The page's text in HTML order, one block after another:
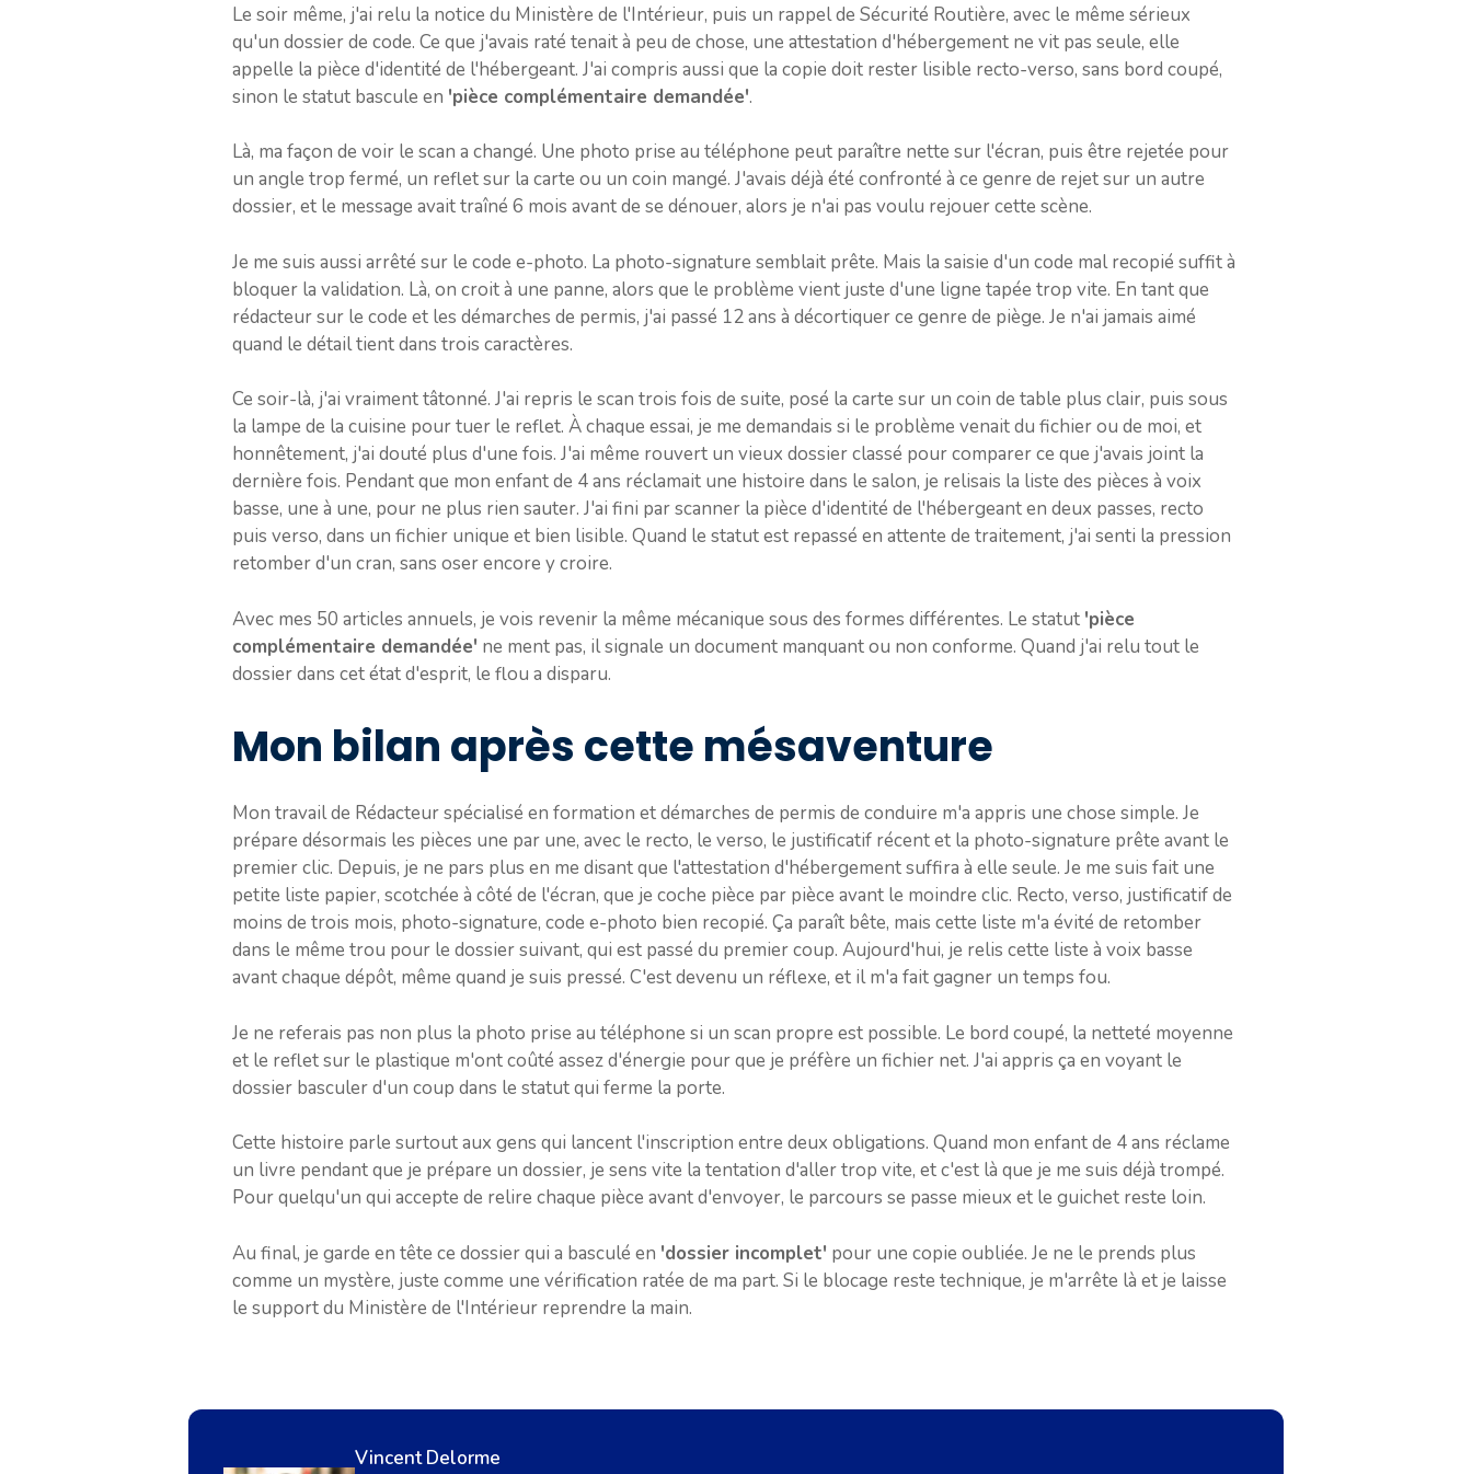
Le soir même, j'ai relu la notice du Ministère de l'Intérieur, puis un rappel de Sécurité Routière, avec le même sérieux
qu'un dossier de code. Ce que j'avais raté tenait à peu de chose, une attestation d'hébergement ne vit pas seule, elle
appelle la pièce d'identité de l'hébergeant. J'ai compris aussi que la copie doit rester lisible recto-verso, sans bord coupé,
sinon le statut bascule en 'pièce complémentaire demandée'.
Là, ma façon de voir le scan a changé. Une photo prise au téléphone peut paraître nette sur l'écran, puis être rejetée pour
un angle trop fermé, un reflet sur la carte ou un coin mangé. J'avais déjà été confronté à ce genre de rejet sur un autre
dossier, et le message avait traîné 6 mois avant de se dénouer, alors je n'ai pas voulu rejouer cette scène.
Je me suis aussi arrêté sur le code e-photo. La photo-signature semblait prête. Mais la saisie d'un code mal recopié suffit à
bloquer la validation. Là, on croit à une panne, alors que le problème vient juste d'une ligne tapée trop vite. En tant que
rédacteur sur le code et les démarches de permis, j'ai passé 12 ans à décortiquer ce genre de piège. Je n'ai jamais aimé
quand le détail tient dans trois caractères.
Ce soir-là, j'ai vraiment tâtonné. J'ai repris le scan trois fois de suite, posé la carte sur un coin de table plus clair, puis sous
la lampe de la cuisine pour tuer le reflet. À chaque essai, je me demandais si le problème venait du fichier ou de moi, et
honnêtement, j'ai douté plus d'une fois. J'ai même rouvert un vieux dossier classé pour comparer ce que j'avais joint la
dernière fois. Pendant que mon enfant de 4 ans réclamait une histoire dans le salon, je relisais la liste des pièces à voix
basse, une à une, pour ne plus rien sauter. J'ai fini par scanner la pièce d'identité de l'hébergeant en deux passes, recto
puis verso, dans un fichier unique et bien lisible. Quand le statut est repassé en attente de traitement, j'ai senti la pression
retomber d'un cran, sans oser encore y croire.
Avec mes 50 articles annuels, je vois revenir la même mécanique sous des formes différentes. Le statut 'pièce
complémentaire demandée' ne ment pas, il signale un document manquant ou non conforme. Quand j'ai relu tout le
dossier dans cet état d'esprit, le flou a disparu.
Mon bilan après cette mésaventure
Mon travail de Rédacteur spécialisé en formation et démarches de permis de conduire m'a appris une chose simple. Je
prépare désormais les pièces une par une, avec le recto, le verso, le justificatif récent et la photo-signature prête avant le
premier clic. Depuis, je ne pars plus en me disant que l'attestation d'hébergement suffira à elle seule. Je me suis fait une
petite liste papier, scotchée à côté de l'écran, que je coche pièce par pièce avant le moindre clic. Recto, verso, justificatif de
moins de trois mois, photo-signature, code e-photo bien recopié. Ça paraît bête, mais cette liste m'a évité de retomber
dans le même trou pour le dossier suivant, qui est passé du premier coup. Aujourd'hui, je relis cette liste à voix basse
avant chaque dépôt, même quand je suis pressé. C'est devenu un réflexe, et il m'a fait gagner un temps fou.
Je ne referais pas non plus la photo prise au téléphone si un scan propre est possible. Le bord coupé, la netteté moyenne
et le reflet sur le plastique m'ont coûté assez d'énergie pour que je préfère un fichier net. J'ai appris ça en voyant le
dossier basculer d'un coup dans le statut qui ferme la porte.
Cette histoire parle surtout aux gens qui lancent l'inscription entre deux obligations. Quand mon enfant de 4 ans réclame
un livre pendant que je prépare un dossier, je sens vite la tentation d'aller trop vite, et c'est là que je me suis déjà trompé.
Pour quelqu'un qui accepte de relire chaque pièce avant d'envoyer, le parcours se passe mieux et le guichet reste loin.
Au final, je garde en tête ce dossier qui a basculé en 'dossier incomplet' pour une copie oubliée. Je ne le prends plus
comme un mystère, juste comme une vérification ratée de ma part. Si le blocage reste technique, je m'arrête là et je laisse
le support du Ministère de l'Intérieur reprendre la main.
Vincent Delorme